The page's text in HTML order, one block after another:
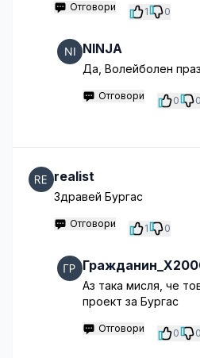
Отговори 1 0
NINJA
Да, Волейболен
Отговори 0 0
realist
Здравей Бургас
Отговори 1 0
Аз така мисля, че
проект за Бургас
Отговори 0 0